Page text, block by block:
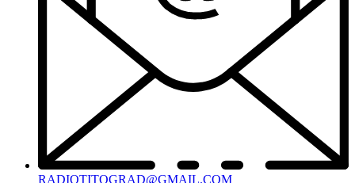
RADIOTITOGRAD@GMAIL.COM